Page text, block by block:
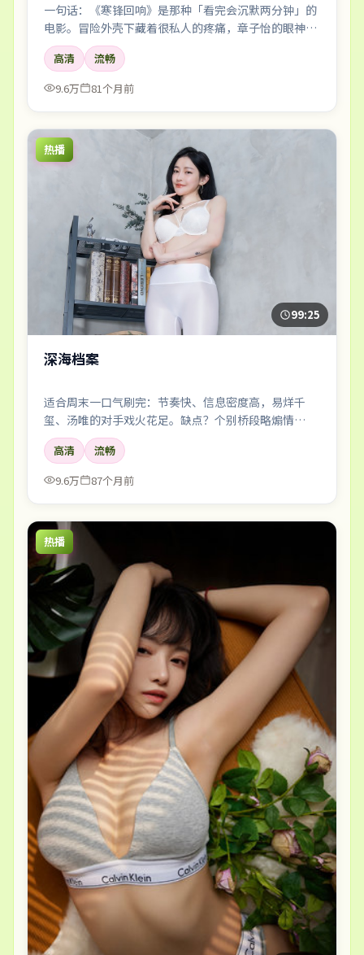
一句话：《寒锋回响》是那种「看完会沉默两分钟」的
电影。冒险外壳下藏着很私人的疼痛，章子怡的眼神戏
尤其要命。
高清
流畅
9.6万
81个月前
热播
99:25
深海档案
适合周末一口气刷完：节奏快、信息密度高，易烊千
玺、汤唯的对手戏火花足。缺点？个别桥段略煽情——
但瑕不掩瑜。
高清
流畅
9.6万
87个月前
热播